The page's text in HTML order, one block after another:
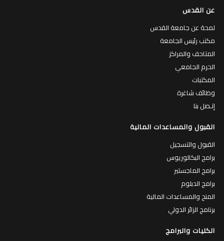
عن القدس
لمحة عن جامعة القدس
مكتب رئيس الجامعة
المتاحف والمراكز
الحرم الجامعي
المكتبات
وظائف شاغرة
إتـصل بنا
القبول والمساعدات المالية
القبول والتسجيل
برامج البكالوريوس
برامج الماجستير
برامج الدبلوم
المنح والمساعدات المالية
برنامج الزائر الدولي
الكليات والبرامج